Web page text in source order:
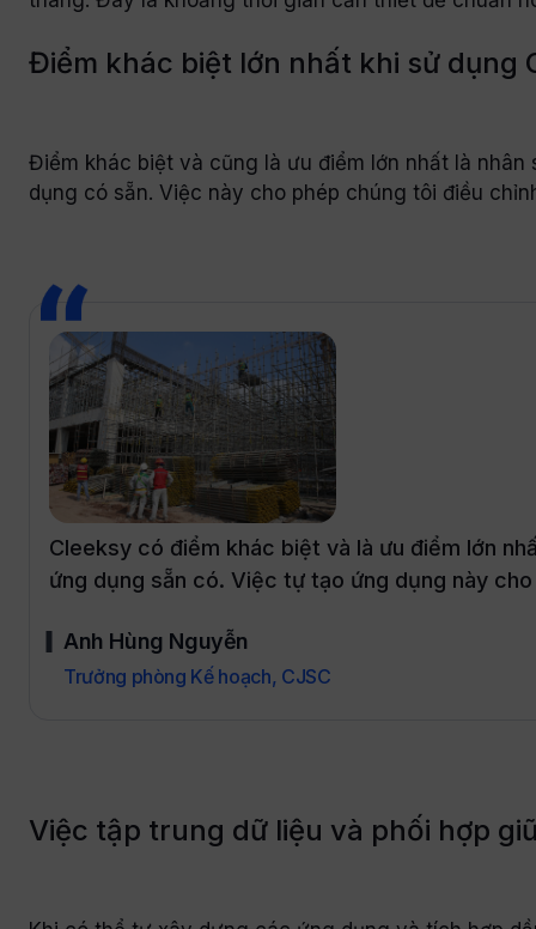
Điểm khác biệt lớn nhất khi sử dụng
Điểm khác biệt và cũng là ưu điểm lớn nhất là
dụng có sẵn. Việc này cho phép chúng tôi điều
Cleeksy có điểm khác biệt và là ưu điểm lớn
ứng dụng sẵn có. Việc tự tạo ứng dụng này
Anh Hùng Nguyễn
Trưởng phòng Kế hoạch, CJSC
Việc tập trung dữ liệu và phối hợp